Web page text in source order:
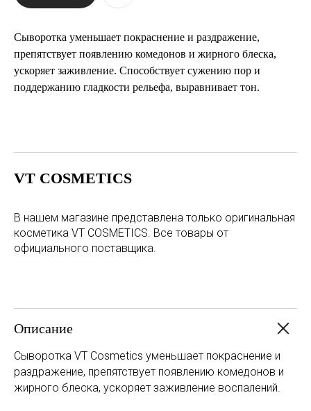
Сыворотка уменьшает покраснение и раздражение,
препятствует появлению комедонов и жирного блеска,
ускоряет заживление. Способствует сужению пор и
поддержанию гладкости рельефа, выравнивает тон.
VT COSMETICS
В нашем магазине представлена только оригинальная
косметика VT COSMETICS. Все товары от
официального поставщика.
Описание
Сыворотка VT Cosmetics уменьшает покраснение и
раздражение, препятствует появлению комедонов и
жирного блеска, ускоряет заживление воспалений.